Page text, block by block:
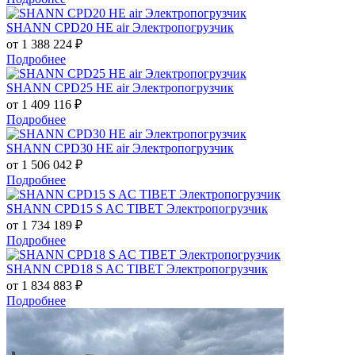
SHANN CPD20 HE air Электропогрузчик
от 1 388 224 ₽
Подробнее
SHANN CPD25 HE air Электропогрузчик
от 1 409 116 ₽
Подробнее
SHANN CPD30 HE air Электропогрузчик
от 1 506 042 ₽
Подробнее
SHANN CPD15 S AC TIBET Электропогрузчик
от 1 734 189 ₽
Подробнее
SHANN CPD18 S AC TIBET Электропогрузчик
от 1 834 883 ₽
Подробнее